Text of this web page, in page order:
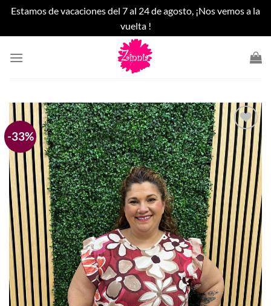
Estamos de vacaciones del 7 al 24 de agosto, ¡Nos vemos a la
vuelta !
-33%
Añadir
a la
lista
de
deseos